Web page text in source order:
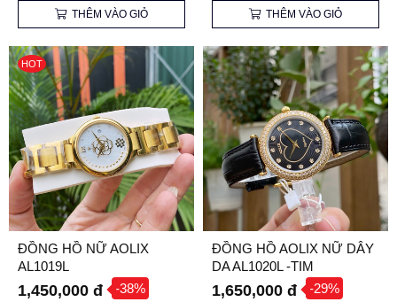
THÊM VÀO GIỎ THÊM VÀO GIỎ
HOT
ĐỒNG HỒ NỮ AOLIX
AL1019L
1,450,000 đ -38%
ĐỒNG HỒ AOLIX NỮ DÂY
DA AL1020L -TIM
1,650,000 đ -29%